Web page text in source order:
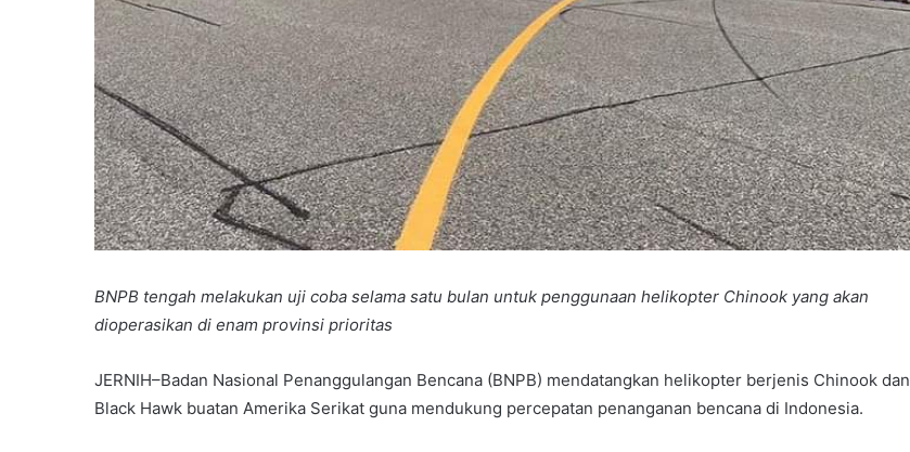
BNPB tengah melakukan uji coba selama satu bulan untuk penggunaan helikopter Chinook yang akan
dioperasikan di enam provinsi prioritas
JERNIH–Badan Nasional Penanggulangan Bencana (BNPB) mendatangkan helikopter berjenis Chinook dan
Black Hawk buatan Amerika Serikat guna mendukung percepatan penanganan bencana di Indonesia.